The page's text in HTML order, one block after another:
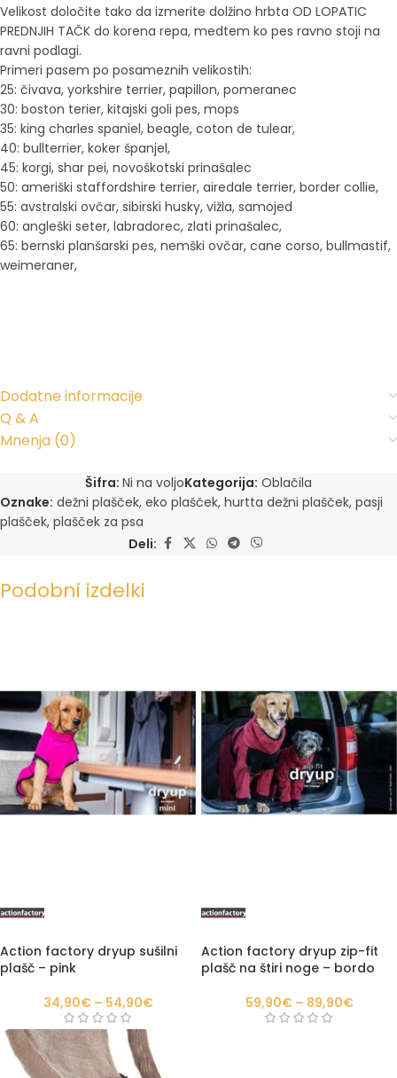
Velikost določite tako da izmerite dolžino hrbta OD LOPATIC
PREDNJIH TAČK do korena repa, medtem ko pes ravno stoji na
ravni podlagi.
Primeri pasem po posameznih velikostih:
25: čivava, yorkshire terrier, papillon, pomeranec
30: boston terier, kitajski goli pes, mops
35: king charles spaniel, beagle, coton de tulear,
40: bullterrier, koker španjel,
45: korgi, shar pei, novoškotski prinašalec
50: ameriški staffordshire terrier, airedale terrier, border collie,
55: avstralski ovčar, sibirski husky, vižla, samojed
60: angleški seter, labradorec, zlati prinašalec,
65: bernski planšarski pes, nemški ovčar, cane corso, bullmastif,
weimeraner,
Dodatne informacije
Q & A
Mnenja (0)
Šifra: Ni na voljoKategorija: Oblačila
Oznake: dežni plašček, eko plašček, hurtta dežni plašček, pasji
plašček, plašček za psa
Deli:
Podobni izdelki
Action factory dryup sušilni
plašč – pink
34,90€ – 54,90€
Action factory dryup zip-fit
plašč na štiri noge – bordo
59,90€ – 89,90€